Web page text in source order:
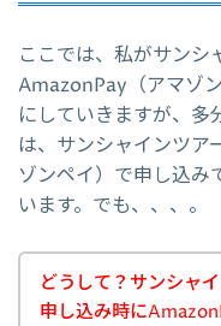
ここでは、私がサンシ
AmazonPay（アマゾ
にしていきますが、多
は、サンシャインツ
ゾンペイ）で申し込み
います。でも、、、。
どうして？サンシャ
申し込み時に